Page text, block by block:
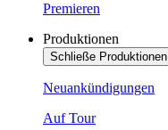
Premieren
Produktionen
Schließe Produktionen
Neuankündigungen
Auf Tour